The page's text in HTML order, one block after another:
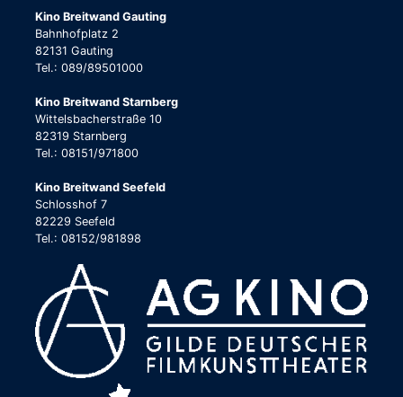
Kino Breitwand Gauting
Bahnhofplatz 2
82131 Gauting
Tel.: 089/89501000
Kino Breitwand Starnberg
Wittelsbacherstraße 10
82319 Starnberg
Tel.: 08151/971800
Kino Breitwand Seefeld
Schlosshof 7
82229 Seefeld
Tel.: 08152/981898